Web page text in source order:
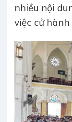
nhiều nội
việc cử